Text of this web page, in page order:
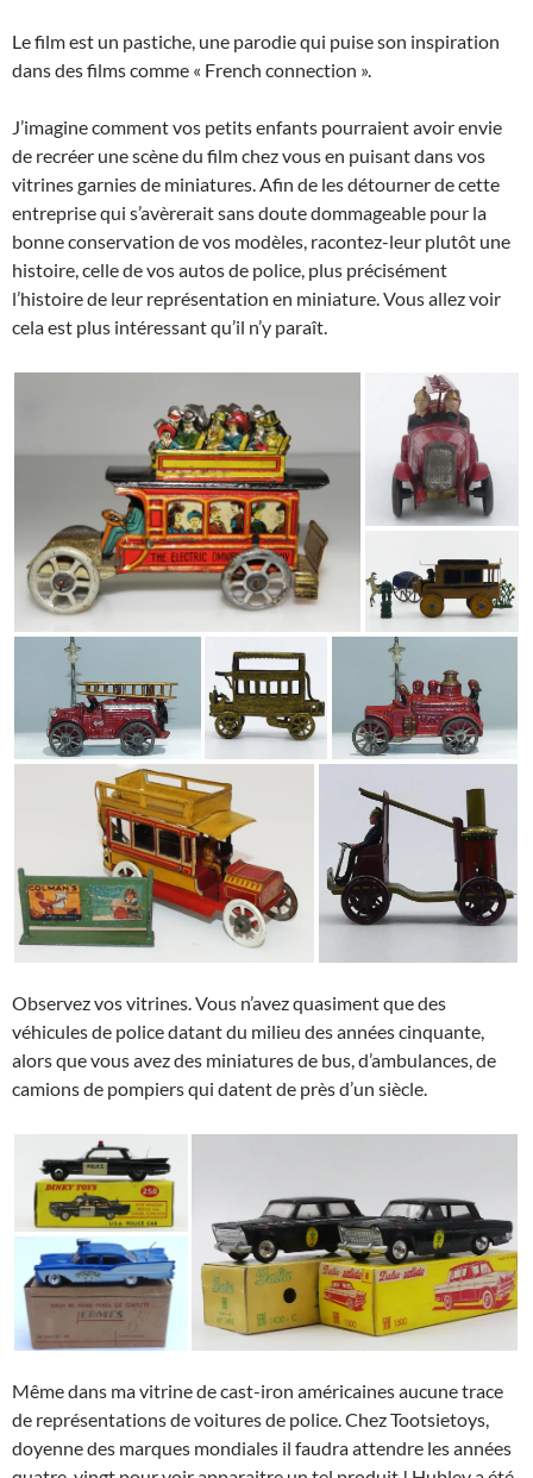
Le film est un pastiche, une parodie qui puise son inspiration
dans des films comme « French connection ».
J’imagine comment vos petits enfants pourraient avoir envie
de recréer une scène du film chez vous en puisant dans vos
vitrines garnies de miniatures. Afin de les détourner de cette
entreprise qui s’avèrerait sans doute dommageable pour la
bonne conservation de vos modèles, racontez-leur plutôt une
histoire, celle de vos autos de police, plus précisément
l’histoire de leur représentation en miniature. Vous allez voir
cela est plus intéressant qu’il n’y paraît.
Observez vos vitrines. Vous n’avez quasiment que des
véhicules de police datant du milieu des années cinquante,
alors que vous avez des miniatures de bus, d’ambulances, de
camions de pompiers qui datent de près d’un siècle.
Même dans ma vitrine de cast-iron américaines aucune trace
de représentations de voitures de police. Chez Tootsietoys,
doyenne des marques mondiales il faudra attendre les années